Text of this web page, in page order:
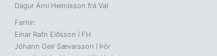
Dagur Árni Heimisson frá Val
Farnir:
Einar Rafn Eiðsson í FH
Jóhann Geir Sævarsson í Þór